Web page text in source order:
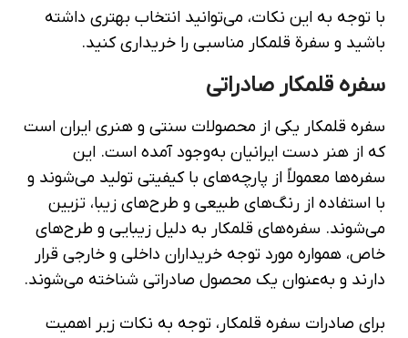
با توجه به این نکات، می‌توانید انتخاب بهتری داشته
باشید و سفرة قلمکار مناسبی را خریداری کنید.
سفره قلمکار صادراتی
سفره قلمکار یکی از محصولات سنتی و هنری ایران است
که از هنر دست ایرانیان به‌وجود آمده است. این
سفره‌ها معمولاً از پارچه‌های با کیفیتی تولید می‌شوند و
با استفاده از رنگ‌های طبیعی و طرح‌های زیبا، تزیین
می‌شوند. سفره‌های قلمکار به دلیل زیبایی و طرح‌های
خاص، همواره مورد توجه خریداران داخلی و خارجی قرار
دارند و به‌عنوان یک محصول صادراتی شناخته می‌شوند.
برای صادرات سفره قلمکار، توجه به نکات زیر اهمیت